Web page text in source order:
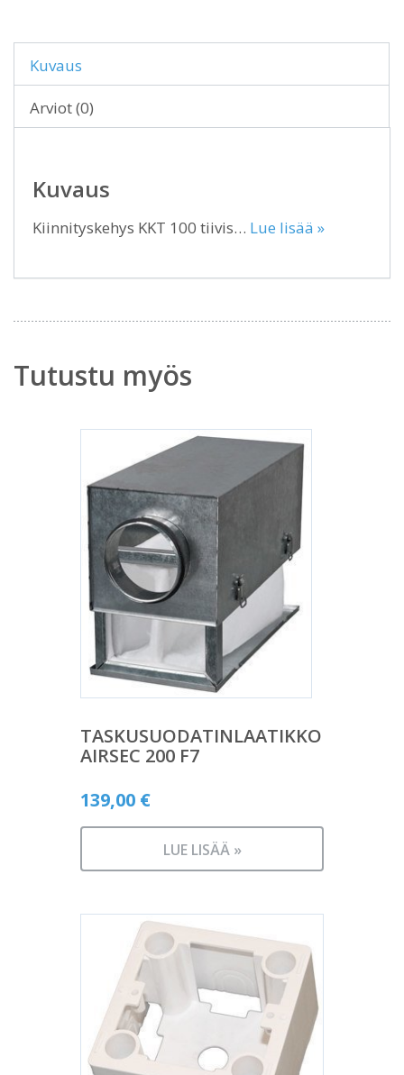
Kuvaus
Arviot (0)
Kuvaus
Kiinnityskehys KKT 100 tiivis… Lue lisää »
Tutustu myös
TASKUSUODATINLAATIKKO
AIRSEC 200 F7
139,00 €
LUE LISÄÄ »